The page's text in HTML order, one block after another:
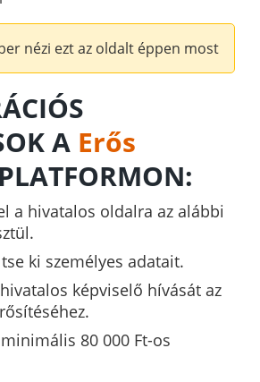
nézi ezt az oldalt éppen most
A Erős
PLATFORMON:
a hivatalos oldalra az alábbi
ki személyes adatait.
képviselő hívását az
80 000 Ft-os